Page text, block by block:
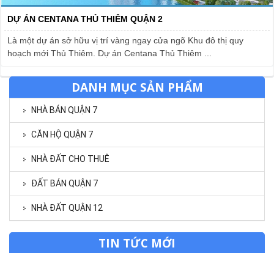
DỰ ÁN CENTANA THỦ THIÊM QUẬN 2
Là một dự án sở hữu vị trí vàng ngay cửa ngõ Khu đô thị quy
hoạch mới Thủ Thiêm. Dự án Centana Thủ Thiêm ...
DANH MỤC SẢN PHẨM
NHÀ BÁN QUẬN 7
CĂN HỘ QUẬN 7
NHÀ ĐẤT CHO THUÊ
ĐẤT BÁN QUẬN 7
NHÀ ĐẤT QUẬN 12
TIN TỨC MỚI